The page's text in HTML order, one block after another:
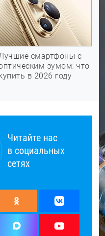
смартфоны с
зумом: что
в 2026 году
Читайте нас
в социальных
сетях